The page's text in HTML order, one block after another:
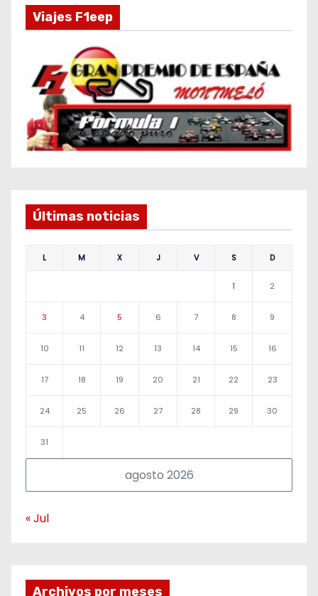
Viajes F1eep
Últimas noticias
agosto 2026
L M X J V S D
1 2
3 4 5 6 7 8 9
10 11 12 13 14 15 16
17 18 19 20 21 22 23
24 25 26 27 28 29 30
31
« Jul
Archivos por meses